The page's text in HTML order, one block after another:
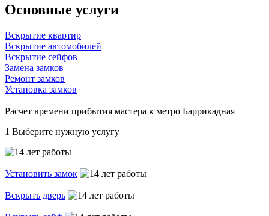
Основные услуги
Вскрытие квартир
Вскрытие автомобилей
Вскрытие сейфов
Замена замков
Ремонт замков
Установка замков
Расчет времени прибытия мастера к метро Баррикадная
1 Выберите нужную услугу
Установить замок
Вскрыть дверь